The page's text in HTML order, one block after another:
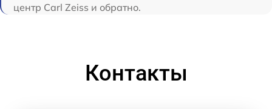
центр Carl Zeiss и обратно.
Контакты